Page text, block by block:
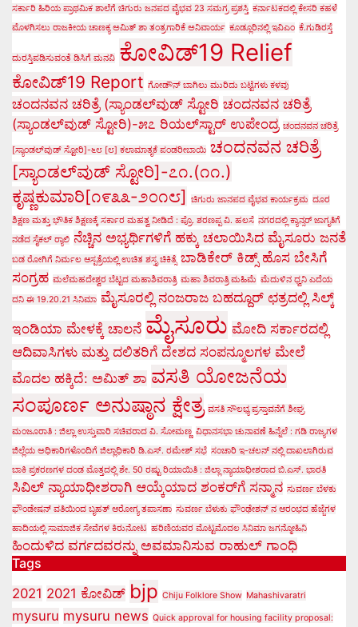
ಸರ್ಕಾರಿ ಹಿರಿಯ ಪ್ರಾಥಮಿಕ ಶಾಲೆಗೆ ಚಿಗುರು ಜನಪದ ವೈಭವ 23 ಸಮಗ್ರ ಪ್ರಶಸ್ತಿ ಕರ್ನಾಟಕದಲ್ಲಿ ಕೇಸರಿ ಕಹಳೆ
ಮೊಳಗಿಸಲು ರಾಜಕೀಯ ಚಾಣಕ್ಯ ಅಮಿತ್ ಶಾ ತಂತ್ರಗಾರಿಕೆ ಅನಿವಾರ್ಯ ಕೂಡ್ಲೂರಿನಲ್ಲಿ ಇವಿಎಂ ಕೆ.ಗುಡಿರಸ್ತೆ
ದುರಸ್ತಿಪಡಿಸುವಂತೆ ಡಿಸಿಗೆ ಮನವಿ ಕೋವಿಡ್‌19 Relief
ಕೋವಿಡ್‌19 Report ಗೋಡೌನ್ ಬಾಗಿಲು ಮುರಿದು ಬಟ್ಟೆಗಳು ಕಳವು
ಚಂದನವನ ಚರಿತ್ರೆ (ಸ್ಯಾಂಡಲ್‌ವುಡ್ ಸ್ಟೋರಿ ಚಂದನವನ ಚರಿತ್ರೆ
(ಸ್ಯಾಂಡಲ್‌ವುಡ್ ಸ್ಟೋರಿ)-೫೭ ರಿಯಲ್‌ಸ್ಟಾರ್ ಉಪೇಂದ್ರ ಚಂದನವನ ಚರಿತ್ರೆ
[ಸ್ಯಾಂಡಲ್‌ವುಡ್ ಸ್ಟೋರಿ]-೬೮ [೮] ಕಲಾಮಾತೃಕೆ ಪಂಡರೀಬಾಯಿ ಚಂದನವನ ಚರಿತ್ರೆ
[ಸ್ಯಾಂಡಲ್‌ವುಡ್ ಸ್ಟೋರಿ]-೭೧.(೧೧.)
ಕೃಷ್ಣಕುಮಾರಿ[೧೯೩೩-೨೦೧೮]
ಚಿಗುರು ಜಾನಪದ ವೈಭವ ಕಾರ್ಯಕ್ರಮ ದೂರ
ಶಿಕ್ಷಣ ಮತ್ತು ಭೌತಿಕ ಶಿಕ್ಷಣಕ್ಕೆ ಸರ್ಕಾರ ಮಹತ್ವ ನೀಡಿದೆ : ಪ್ರೊ. ಶರಣಪ್ಪ ವಿ. ಹಲಸೆ ನಗರದಲ್ಲಿ ಕ್ಯಾನ್ಸರ್ ಜಾಗೃತಿಗೆ
ನಡೆದ ಸೈಕಲ್ ರ್‍ಯಾಲಿ ನೆಚ್ಚಿನ ಅಭ್ಯರ್ಥಿಗಳಿಗೆ ಹಕ್ಕು ಚಲಾಯಿಸಿದ ಮೈಸೂರು ಜನತೆ
ಬಡ ರೋಗಿಗೆ ನಿರ್ಮಲ ಆಸ್ಪತ್ರೆಯಲ್ಲಿ ಉಚಿತ ಶಸ್ತೃ ಚಿಕಿತ್ಸೆ ಬಾಡಿಕೇರ್ ಕಿಡ್ಸ್ ಹೊಸ ಬೇಸಿಗೆ
ಸಂಗ್ರಹ ಮಲೆಮಹದೇಶ್ವರ ಬೆಟ್ಟದ ಮಹಾಶಿವರಾತ್ರಿ ಮಹಾ ಶಿವರಾತ್ರಿ ಮಹಿಮೆ ಮೆದುಳಿನ ಧ್ವನಿ ಎದೆಯ
ದನಿ ಈ 19.20.21 ಸಿನಿಮಾ ಮೈಸೂರಲ್ಲಿ ನಂಜರಾಜ ಬಹದ್ದೂರ್ ಛತ್ರದಲ್ಲಿ ಸಿಲ್ಕ್
ಇಂಡಿಯಾ ಮೇಳಕ್ಕೆ ಚಾಲನೆ ಮೈಸೂರು ಮೋದಿ ಸರ್ಕಾರದಲ್ಲಿ
ಆದಿವಾಸಿಗಳು ಮತ್ತು ದಲಿತರಿಗೆ ದೇಶದ ಸಂಪನ್ಮೂಲಗಳ ಮೇಲೆ
ಮೊದಲ ಹಕ್ಕಿದೆ: ಅಮಿತ್ ಶಾ ವಸತಿ ಯೋಜನೆಯ
ಸಂಪೂರ್ಣ ಅನುಷ್ಠಾನ ಕ್ಷೇತ್ರ ವಸತಿ ಸೌಲಭ್ಯ ಪ್ರಸ್ತಾವನೆಗೆ ಶೀಘ್ರ
ಮಂಜೂರಾತಿ : ಜಿಲ್ಲಾ ಉಸ್ತುವಾರಿ ಸಚಿವರಾದ ವಿ. ಸೋಮಣ್ಣ ವಿಧಾನಸಭಾ ಚುನಾವಣೆ ಹಿನ್ನೆಲೆ : ಗಡಿ ರಾಜ್ಯಗಳ
ಜಿಲ್ಲೆಯ ಅಧಿಕಾರಿಗಳೊಂದಿಗೆ ಜಿಲ್ಲಾಧಿಕಾರಿ ಡಿ.ಎಸ್. ರಮೇಶ್ ಸಭೆ ಸಂಚಾರಿ ಇ-ಚಲನ್ ನಲ್ಲಿ ದಾಖಲಾಗಿರುವ
ಬಾಕಿ ಪ್ರಕರಣಗಳ ದಂಡ ಮೊತ್ತದಲ್ಲಿ ಶೇ. 50 ರಷ್ಟು ರಿಯಾಯಿತಿ : ಜಿಲ್ಲಾ ನ್ಯಾಯಾಧೀಶರಾದ ಬಿ.ಎಸ್. ಭಾರತಿ
ಸಿವಿಲ್ ನ್ಯಾಯಾಧೀಶರಾಗಿ ಆಯ್ಕೆಯಾದ ಶಂಕರ್‌ಗೆ ಸನ್ಮಾನ ಸುವರ್ಣ ಬೆಳಕು
ಫೌಂಡೇಷನ್ ವತಿಯಿಂದ ಬೃಹತ್ ಆರೋಗ್ಯ ತಪಾಸಣಾ ಸುವರ್ಣ ಬೆಳುಕು ಫೌಂಢೇಶನ್ ನ ಆರಂಭದ ಹೆಜ್ಜೆಗಳ
ಹಾದಿಯಲ್ಲಿ ಸಾಮಾಜಿಕ ಸೇವೆಗಳ ಕಿರುನೋಟ ಹರಿಣಿಯವರ ಮೊಟ್ಟಮೊದಲ ಸಿನಿಮಾ ಜಗನ್ಮೋಹಿನಿ
ಹಿಂದುಳಿದ ವರ್ಗದವರನ್ನು ಅವಮಾನಿಸುವ ರಾಹುಲ್ ಗಾಂಧಿ
Tags
2021 2021 ಕೋವಿಡ್‌ bjp Chiju Folklore Show Mahashivaratri
mysuru mysuru news Quick approval for housing facility proposal: